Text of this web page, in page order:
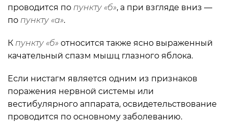
проводится по пункту «б», а при взгляде вниз —
по пункту «а».
К пункту «б» относится также ясно выраженный
качательный спазм мышц глазного яблока.
Если нистагм является одним из признаков
поражения нервной системы или
вестибулярного аппарата, освидетельствование
проводится по основному заболеванию.